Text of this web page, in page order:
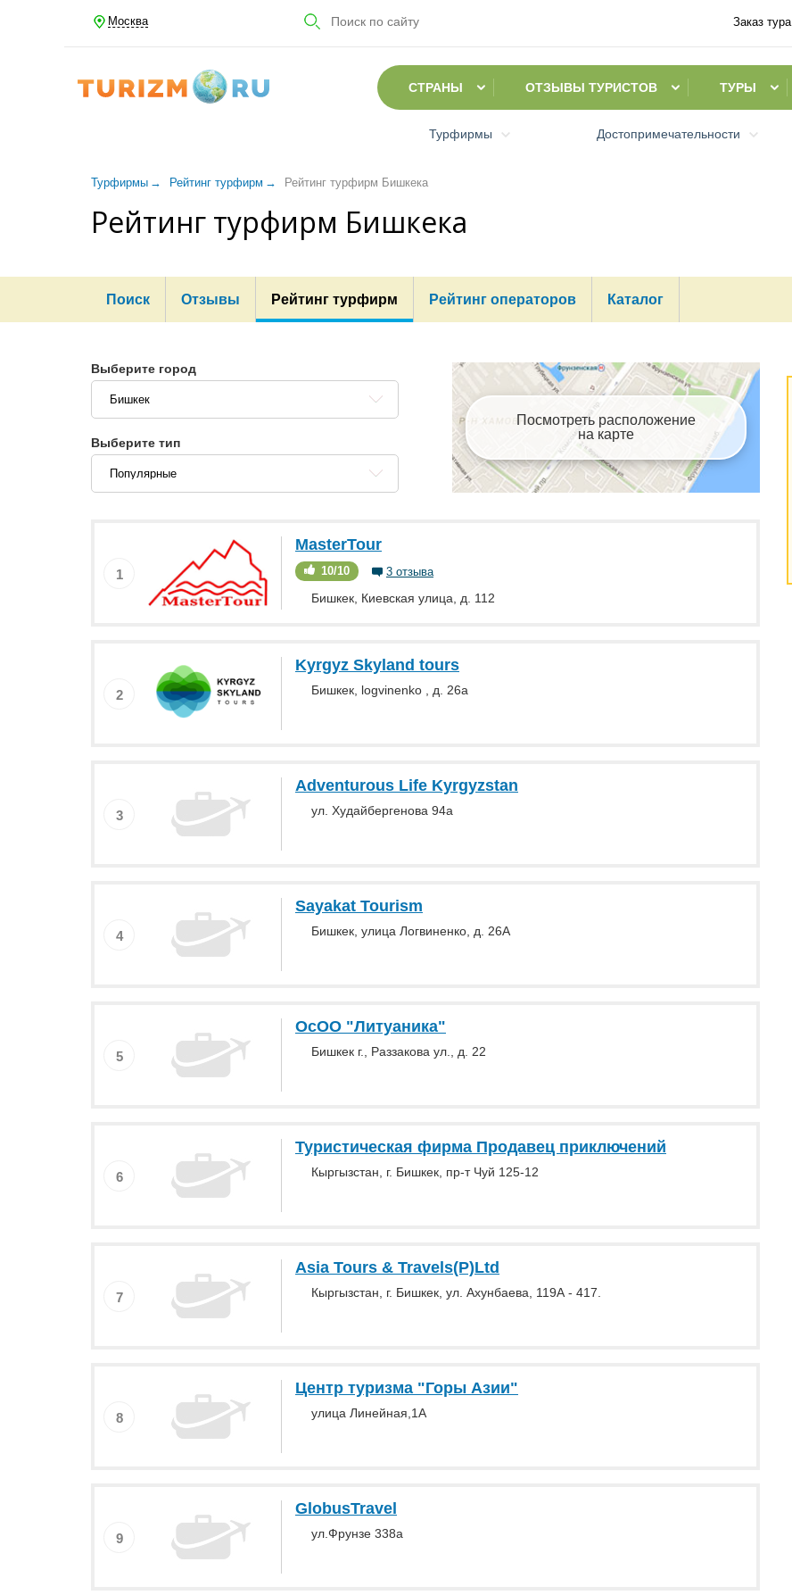
Москва Заказ тура
СТРАНЫ ОТЗЫВЫ ТУРИСТОВ ТУРЫ
Турфирмы Достопримечательности
Турфирмы Рейтинг турфирм Рейтинг турфирм Бишкека
Рейтинг турфирм Бишкека
Поиск Отзывы Рейтинг турфирм Рейтинг операторов Каталог
Выберите город
Бишкек
Выберите тип
Популярные
Посмотреть расположение
на карте
1
MasterTour
10/10 3 отзыва
Бишкек, Киевская улица, д. 112
2
Kyrgyz Skyland tours
Бишкек, logvinenko , д. 26a
3
Adventurous Life Kyrgyzstan
ул. Худайбергенова 94а
4
Sayakat Tourism
Бишкек, улица Логвиненко, д. 26А
5
ОсОО "Литуаника"
Бишкек г., Раззакова ул., д. 22
6
Туристическая фирма Продавец приключений
Кыргызстан, г. Бишкек, пр-т Чуй 125-12
7
Asia Tours & Travels(P)Ltd
Кыргызстан, г. Бишкек, ул. Ахунбаева, 119А - 417.
8
Центр туризма "Горы Азии"
улица Линейная,1А
9
GlobusTravel
ул.Фрунзе 338а